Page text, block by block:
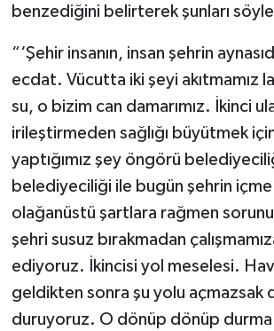
benzediğini belirterek şunları
“‘Şehir insanın, insan şehrin
ecdat. Vücutta iki şeyi akıtmamız
su, o bizim can damarımız. İkinci
irileştirmeden sağlığı büyütmek
yaptığımız şey öngörü
belediyeciliği ile bugün şehrin
olağanüstü şartlara rağmen
şehri susuz bırakmadan
ediyoruz. İkincisi yol meselesi.
geldikten sonra şu yolu açmazsak
duruyoruz. O dönüp dönüp durma